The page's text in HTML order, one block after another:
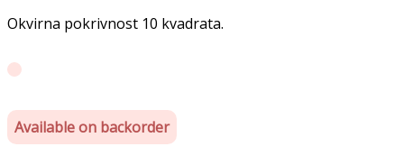
Okvirna pokrivnost 10 kvadrata.
Available on backorder